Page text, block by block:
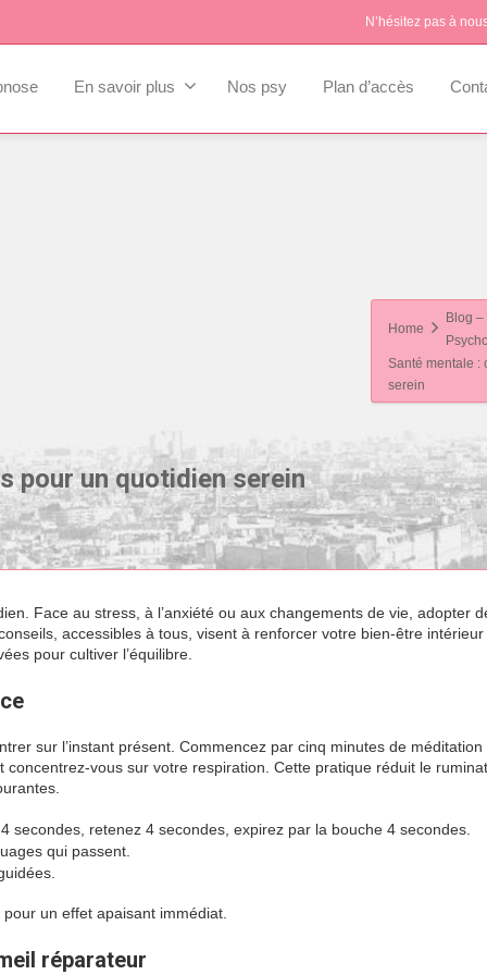
N’hésitez pas à
En savoir plus Nos psy Plan d’accès
pour un quotidien serein
Home
Blog
Santé mentale :
serein
Face au stress, à l’anxiété ou aux changements de vie, adopter
accessibles à tous, visent à renforcer votre bien-être intérieur
pour cultiver l’équilibre.
sur l’instant présent. Commencez par cinq minutes de méditation
vous sur votre respiration. Cette pratique réduit le
retenez 4 secondes, expirez par la bouche 4 secondes.
qui passent.
un effet apaisant immédiat.
réparateur